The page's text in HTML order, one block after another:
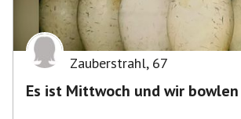
Zauberstrahl, 67
Es ist Mittwoch und wir